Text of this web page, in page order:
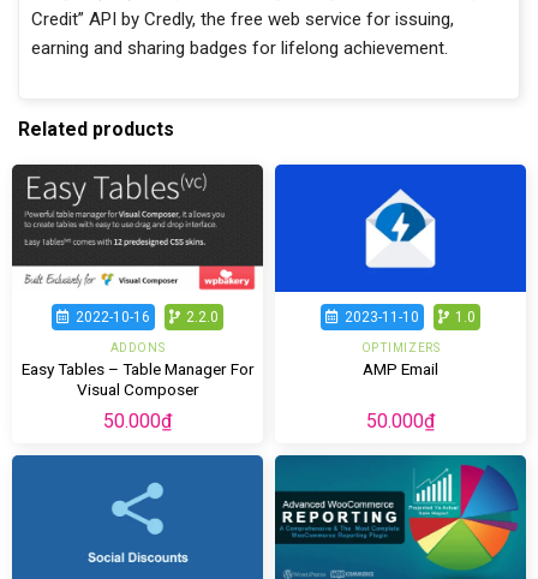
Credit” API by Credly, the free web service for issuing,
earning and sharing badges for lifelong achievement.
Related products
2022-10-16 2.2.0
ADDONS
Easy Tables – Table Manager For
Visual Composer
50.000₫
2023-11-10 1.0
OPTIMIZERS
AMP Email
50.000₫